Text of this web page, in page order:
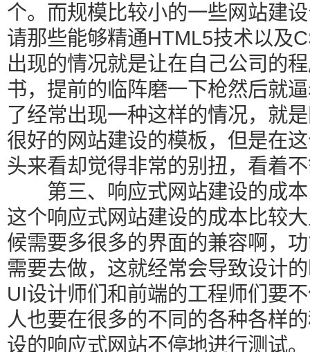
个。而规模比较小的一些网站建
请那些能够精通HTML5技术以及
出现的情况就是让在自己公司的
书，提前的临阵磨一下枪然后就
了经常出现一种这样的情况，就
很好的网站建设的模板，但是在
头来看却觉得非常的别扭，看着
第三、响应式网站建设的成本
这个响应式网站建设的成本比较
候需要多很多的界面的兼容啊，
需要去做，这就经常会导致设计
UI设计师们和前端的工程师们要
人也要在很多的不同的各种各样
设的响应式网站不停地进行测试。